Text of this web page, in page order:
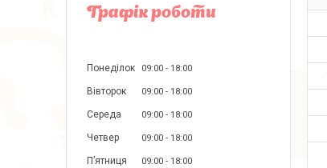
Графік роботи
Понеділок 09:00 18:00
Вівторок 09:00 18:00
Середа 09:00 18:00
Четвер 09:00 18:00
Пʼятниця 09:00 18:00